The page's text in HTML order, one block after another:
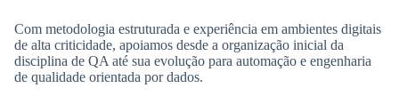
Com metodologia estruturada e experiência em ambientes digitais
de alta criticidade, apoiamos desde a organização inicial da
disciplina de QA até sua evolução para automação e engenharia
de qualidade orientada por dados.